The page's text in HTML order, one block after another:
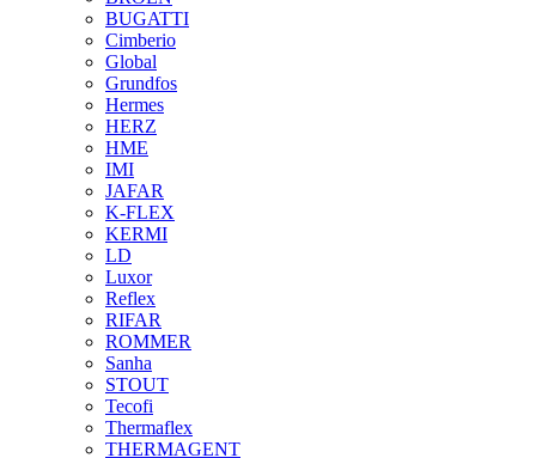
BUGATTI
Cimberio
Global
Grundfos
Hermes
HERZ
HME
IMI
JAFAR
K-FLEX
KERMI
LD
Luxor
Reflex
RIFAR
ROMMER
Sanha
STOUT
Tecofi
Thermaflex
THERMAGENT